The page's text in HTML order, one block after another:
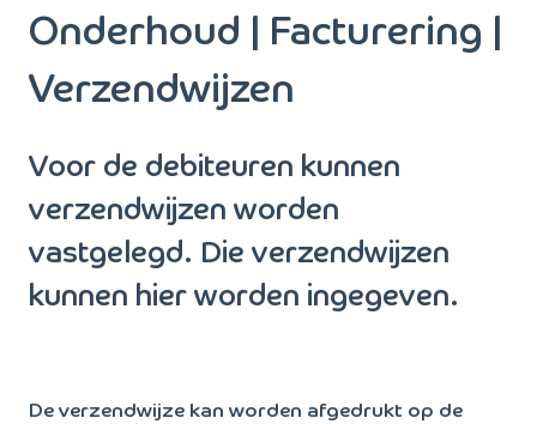
Onderhoud | Facturering |
Verzendwijzen
Voor de debiteuren kunnen
verzendwijzen worden
vastgelegd. Die verzendwijzen
kunnen hier worden ingegeven.
De verzendwijze kan worden afgedrukt op de